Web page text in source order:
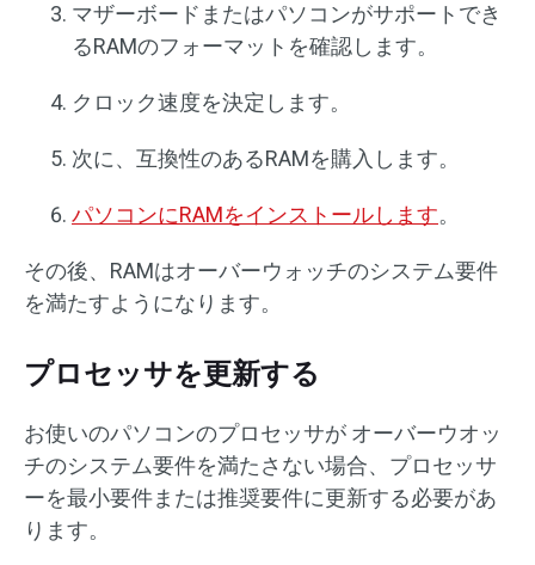
マザーボードまたはパソコンがサポートでき
るRAMのフォーマットを確認します。
クロック速度を決定します。
次に、互換性のあるRAMを購入します。
パソコンにRAMをインストールします。
その後、RAMはオーバーウォッチのシステム要件
を満たすようになります。
プロセッサを更新する
お使いのパソコンのプロセッサが オーバーウオッ
チのシステム要件を満たさない場合、プロセッサ
ーを最小要件または推奨要件に更新する必要があ
ります。